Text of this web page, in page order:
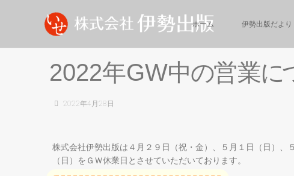
ホーム 伊勢出版だより
2022年GW中の営業に
2022年4月28日
株式会社伊勢出版は４月２９日（祝・金）、５月１日（日）
（日）をＧＷ休業日とさせていただいております。